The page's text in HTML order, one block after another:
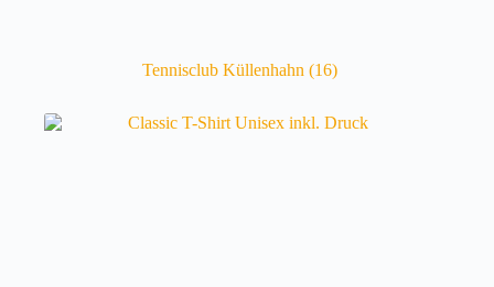
Tennisclub Küllenhahn (16)